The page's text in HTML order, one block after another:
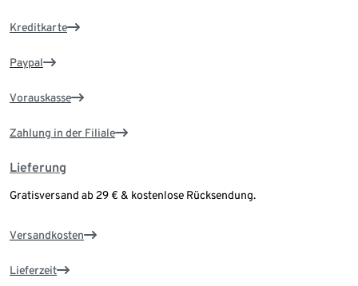
Kreditkarte
Paypal
Vorauskasse
Zahlung in der Filiale
Lieferung
Gratisversand ab 29 € & kostenlose Rücksendung.
Versandkosten
Lieferzeit